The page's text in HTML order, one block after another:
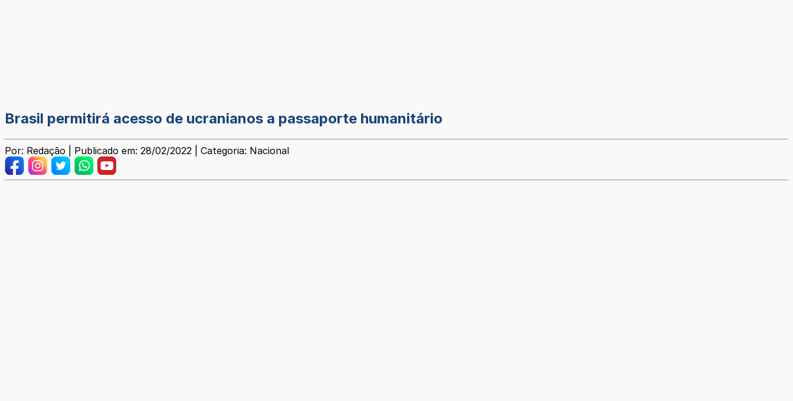
Brasil permitirá acesso de ucranianos a passaporte humanitário
Por: Redação | Publicado em: 28/02/2022 | Categoria: Nacional